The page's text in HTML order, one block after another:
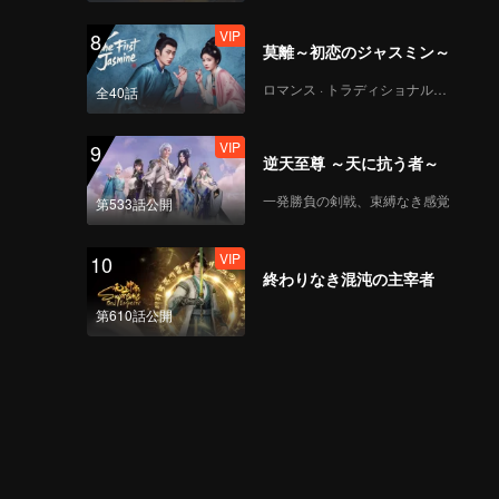
8
全40話
VIP
莫離～初恋のジャスミン～
ロマンス · トラディショナル・コスチューム
9
第533話公開
VIP
逆天至尊 ～天に抗う者～
一発勝負の剣戟、束縛なき感覚
10
第610話公開
VIP
終わりなき混沌の主宰者